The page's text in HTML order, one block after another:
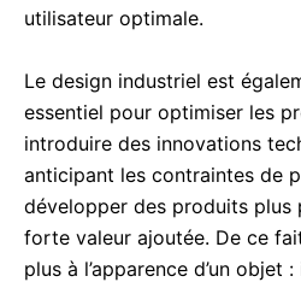
utilisateur optimale.
Le design industriel est
essentiel pour optimiser les
introduire des innovations
anticipant les contraintes de
développer des produits plus
forte valeur ajoutée. De ce
plus à l’apparence d’un objet